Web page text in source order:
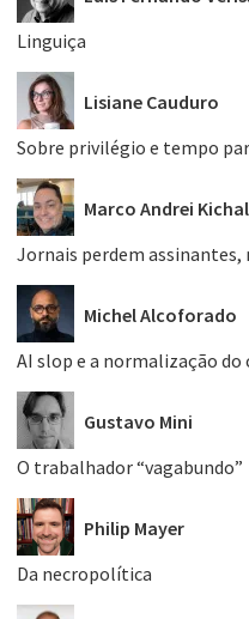
Linguiça
Lisiane Cauduro
Sobre privilégio e tempo
Marco Andrei
Jornais perdem assinantes,
Michel Alcoforado
AI slop e a normalização
Gustavo Mini
O trabalhador “vagabundo”
Philip Mayer
Da necropolítica